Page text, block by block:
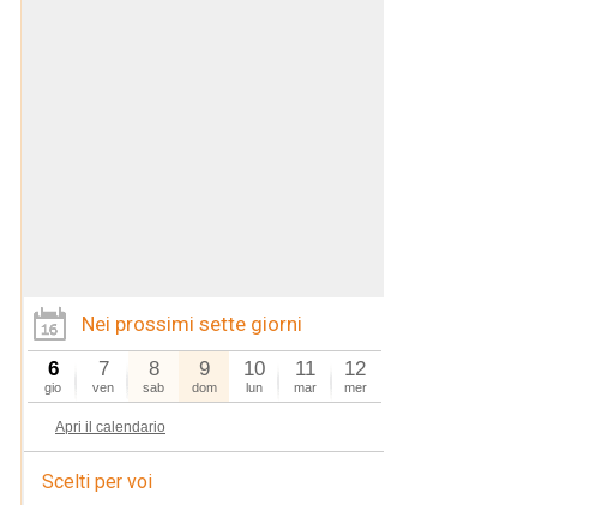
Nei prossimi sette giorni
6
gio
7
ven
8
sab
9
dom
10
lun
11
mar
12
mer
Apri il calendario
Scelti per voi